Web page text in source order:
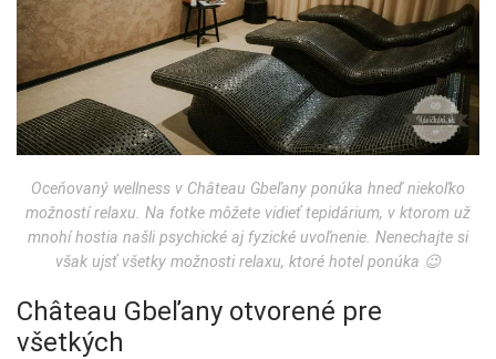
Oceňovaný wellness v Château Gbeľany ponúka hneď niekoľko
možností relaxu. Na fotke môžete vidieť tepidárium, v ktorom už
mnohí hostia našli psychické aj fyzické uvoľnenie. Nenechajte si
však ujsť všetky možnosti relaxu, ktoré hotel ponúka 😉
Château Gbeľany otvorené pre
všetkých